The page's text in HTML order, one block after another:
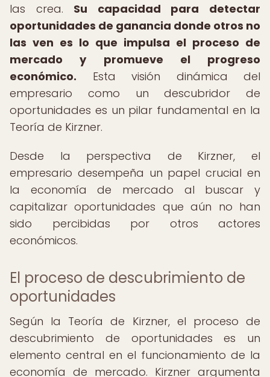
las crea. Su capacidad para detectar
oportunidades de ganancia donde otros no
las ven es lo que impulsa el proceso de
mercado y promueve el progreso
económico. Esta visión dinámica del
empresario como un descubridor de
oportunidades es un pilar fundamental en la
Teoría de Kirzner.
Desde la perspectiva de Kirzner, el
empresario desempeña un papel crucial en
la economía de mercado al buscar y
capitalizar oportunidades que aún no han
sido percibidas por otros actores
económicos.
El proceso de descubrimiento de
oportunidades
Según la Teoría de Kirzner, el proceso de
descubrimiento de oportunidades es un
elemento central en el funcionamiento de la
economía de mercado. Kirzner argumenta